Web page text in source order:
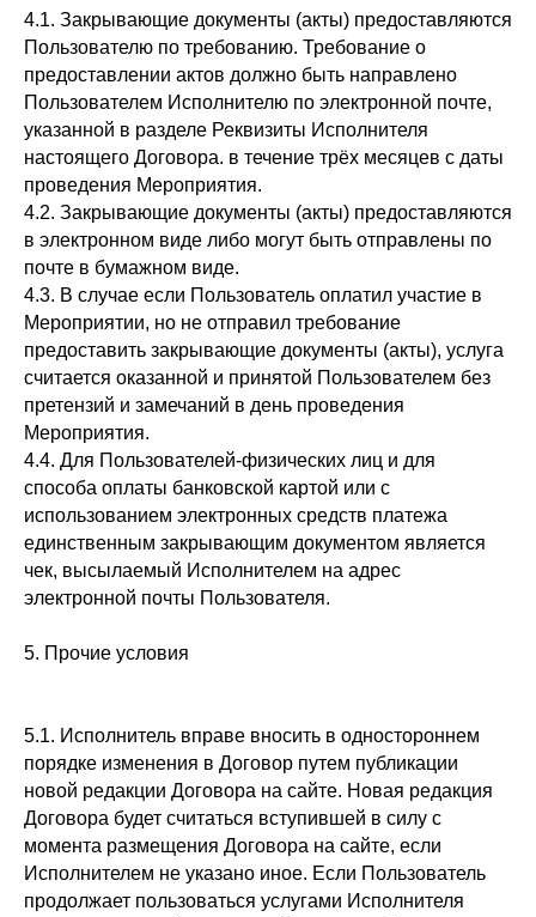
4.1. Закрывающие документы (акты) предоставляются
Пользователю по требованию. Требование о
предоставлении актов должно быть направлено
Пользователем Исполнителю по электронной почте,
указанной в разделе Реквизиты Исполнителя
настоящего Договора. в течение трёх месяцев с даты
проведения Мероприятия.
4.2. Закрывающие документы (акты) предоставляются
в электронном виде либо могут быть отправлены по
почте в бумажном виде.
4.3. В случае если Пользователь оплатил участие в
Мероприятии, но не отправил требование
предоставить закрывающие документы (акты), услуга
считается оказанной и принятой Пользователем без
претензий и замечаний в день проведения
Мероприятия.
4.4. Для Пользователей-физических лиц и для
способа оплаты банковской картой или с
использованием электронных средств платежа
единственным закрывающим документом является
чек, высылаемый Исполнителем на адрес
электронной почты Пользователя.
5. Прочие условия
5.1. Исполнитель вправе вносить в одностороннем
порядке изменения в Договор путем публикации
новой редакции Договора на сайте. Новая редакция
Договора будет считаться вступившей в силу с
момента размещения Договора на сайте, если
Исполнителем не указано иное. Если Пользователь
продолжает пользоваться услугами Исполнителя